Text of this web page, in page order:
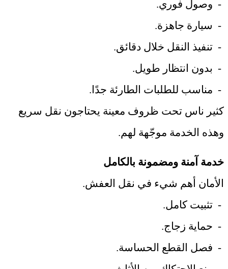
- وصول فوري.
- سيارة جاهزة.
- تنفيذ النقل خلال دقائق.
- بدون انتظار طويل.
- مناسب للطلبات الطارئة جدًا .
كثير ناس تحت ظروف معينة يحتاجون نقل سريع
وهذه الخدمة موجّهة لهم.
خدمة آمنة ومضمونة بالكامل
الأمان أهم شيء في نقل العفش.
- تثبيت كامل.
- حماية زجاج.
- فصل القطع الحساسة.